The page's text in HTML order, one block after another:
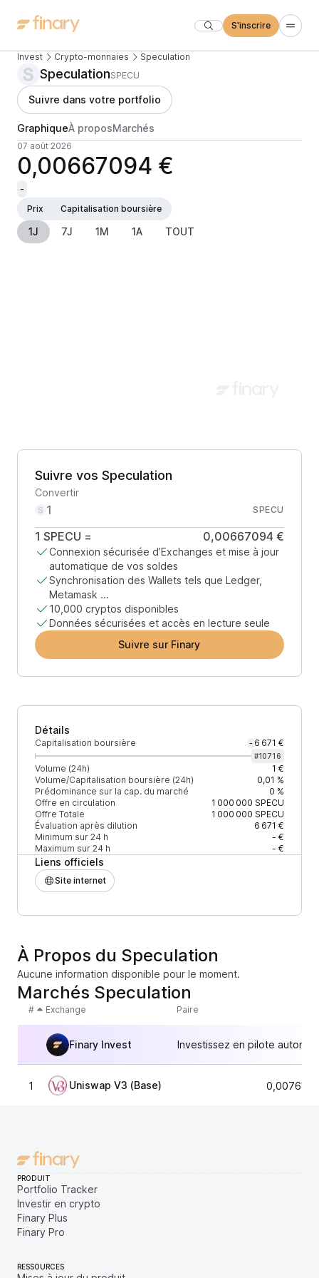
S'inscrire
Invest Crypto-monnaies Speculation
SpeculationSPECU
Suivre dans votre portfolio
GraphiqueÀ proposMarchés
07 août 2026
0,00667094 €
-
Prix
Capitalisation boursière
1J 7J 1M 1A TOUT
Suivre vos Speculation
Convertir
SPECU
1 SPECU = 0,00667094 €
Connexion sécurisée d’Exchanges et mise à jour
automatique de vos soldes
Synchronisation des Wallets tels que Ledger,
Metamask ...
10,000 cryptos disponibles
Données sécurisées et accès en lecture seule
Suivre sur Finary
Détails
Capitalisation boursière - 6 671 €
#10716
Volume (24h)
1 €
Volume/Capitalisation boursière (24h)
0,01 %
Prédominance sur la cap. du marché
0 %
Offre en circulation
1 000 000 SPECU
Offre Totale
1 000 000 SPECU
Évaluation après dilution
6 671 €
Minimum sur 24 h
- €
Maximum sur 24 h
- €
Liens officiels
Site internet
À Propos du Speculation
Aucune information disponible pour le moment.
Marchés Speculation
# Exchange Paire
Finary Invest Investissez en pilote
1 Uniswap V3 (Base)
PRODUIT
Portfolio Tracker
Investir en crypto
Finary Plus
Finary Pro
RESSOURCES